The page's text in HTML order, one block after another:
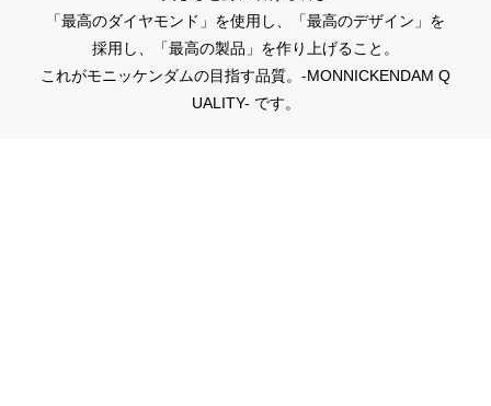
「最高のダイヤモンド」を使用し、「最高のデザイン」を
採用し、「最高の製品」を作り上げること。
これがモニッケンダムの目指す品質。-MONNICKENDAM Q
UALITY- です。